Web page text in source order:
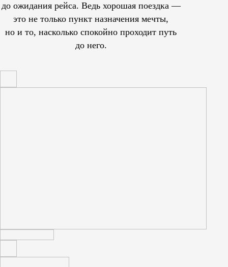
до ожидания рейса. Ведь хорошая поездка —
это не только пункт назначения мечты,
но и то, насколько спокойно проходит путь
до него.